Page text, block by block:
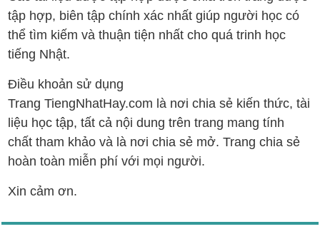
tập hợp, biên tập chính xác nhất giúp người học có
thể tìm kiếm và thuận tiện nhất cho quá trinh học
tiếng Nhật.
Điều khoản sử dụng
Trang TiengNhatHay.com là nơi chia sẻ kiến thức, tài
liệu học tập, tất cả nội dung trên trang mang tính
chất tham khảo và là nơi chia sẻ mở. Trang chia sẻ
hoàn toàn miễn phí với mọi người.
Xin cảm ơn.